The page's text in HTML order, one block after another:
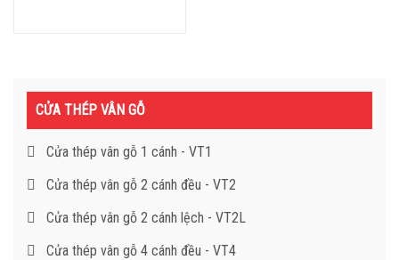
CỬA THÉP VÂN GỖ
Cửa thép vân gỗ 1 cánh - VT1
Cửa thép vân gỗ 2 cánh đều - VT2
Cửa thép vân gỗ 2 cánh lệch - VT2L
Cửa thép vân gỗ 4 cánh đều - VT4